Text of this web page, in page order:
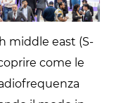
middle east (S-
come le